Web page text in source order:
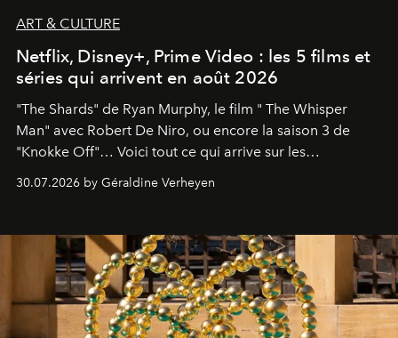
ART & CULTURE
Netflix, Disney+, Prime Video : les 5 films et
séries qui arrivent en août 2026
"The Shards" de Ryan Murphy, le film " The Whisper
Man" avec Robert De Niro, ou encore la saison 3 de
"Knokke Off"… Voici tout ce qui arrive sur les
30.07.2026 by Géraldine Verheyen